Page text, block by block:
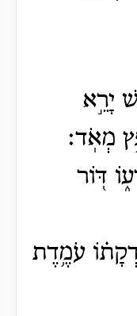
יָרֵ֣א
מְאֹֽד׃
דּ֖וֹר
עֹמֶ֥דֶת